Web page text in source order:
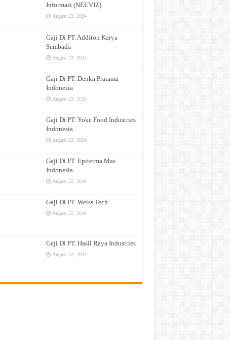
Informasi (NEUVIZ)
August 23, 2024
Gaji Di PT. Additon Karya
Sembada
August 23, 2024
Gaji Di PT. Denka Pratama
Indonesia
August 23, 2024
Gaji Di PT. Yoke Food Industries
Indonesia
August 23, 2024
Gaji Di PT. Epiterma Mas
Indonesia
August 22, 2024
Gaji Di PT. Weiss Tech
August 22, 2024
Gaji Di PT. Hasil Raya Industries
August 22, 2024